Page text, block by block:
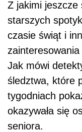
Z jakimi jeszcze
starszych
czasie świąt i
Jak mówi
śledztwa, które
tygodniach
okazywała się
seniora.